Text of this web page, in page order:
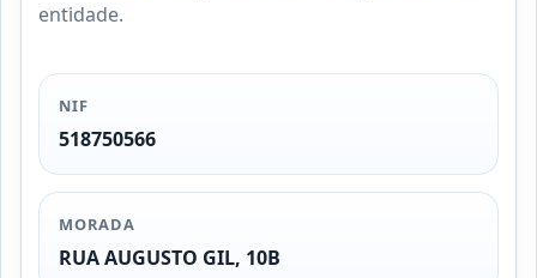
entidade.
NIF
518750566
MORADA
RUA AUGUSTO GIL, 10B